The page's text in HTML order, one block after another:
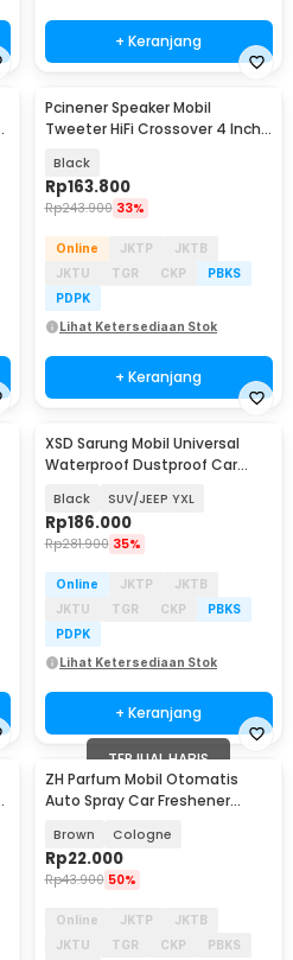
+ Keranjang
Pcinener Speaker Mobil
Tweeter HiFi Crossover 4 Inch
Black
Rp163.800
Rp243.900 33%
Online JKTP
JKTB
JKTU
TGR CKP
PBKS
PDPK
Lihat Ketersediaan Stok
+ Keranjang
XSD Sarung Mobil Universal
Waterproof Dustproof Car
Black SUV/JEEP YXL
Rp186.000
Rp281.900 35%
Online JKTP
JKTB
JKTU
TGR CKP
PBKS
PDPK
Lihat Ketersediaan Stok
+ Keranjang
TERJUAL HABIS
ZH Parfum Mobil Otomatis
Auto Spray Car Freshener
Brown Cologne
Rp22.000
Rp43.900 50%
Online JKTP
JKTB
JKTU
TGR CKP
PBKS